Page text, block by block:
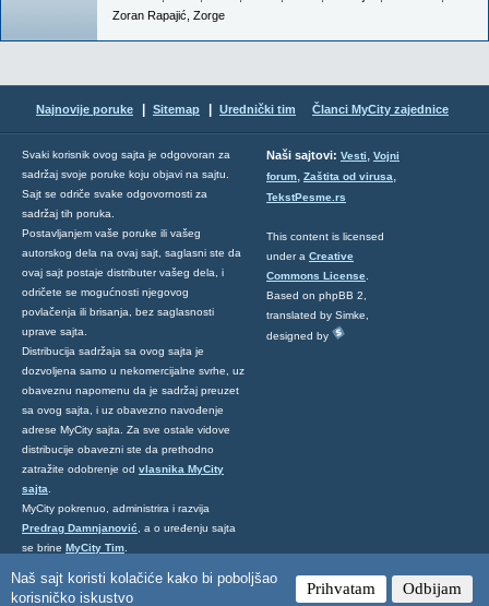
Naš sajt koristi kolačiće kako bi poboljšao
korisničko iskustvo
Prihvatam Odbijam
Zoran Rapajić Zorge
Najnovije poruke Sitemap Urednički tim Članci MyCity zajednice
Svaki korisnik ovog sajta je odgovoran za
sadržaj svoje poruke koju objavi na sajtu.
Sajt se odriče svake odgovornosti za
sadržaj tih poruka.
Postavljanjem vaše poruke ili vašeg
autorskog dela na ovaj sajt, saglasni ste da
ovaj sajt postaje distributer vašeg dela, i
odričete se mogućnosti njegovog
povlačenja ili brisanja, bez saglasnosti
uprave sajta.
Distribucija sadržaja sa ovog sajta je
dozvoljena samo u nekomercijalne svrhe, uz
obaveznu napomenu da je sadržaj preuzet
sa ovog sajta, i uz obavezno navođenje
adrese MyCity sajta. Za sve ostale vidove
distribucije obavezni ste da prethodno
zatražite odobrenje od vlasnika MyCity
sajta
MyCity pokrenuo, administrira i razvija
Predrag Damnjanović , a o uređenju sajta
se brine MyCity Tim
ovde.
Naši sajtovi: Vesti, Vojni
forum, Zaštita od virusa,
TekstPesme.rs
This content is licensed
under a Creative
Commons License
Based on phpBB 2,
translated by Simke,
designed by